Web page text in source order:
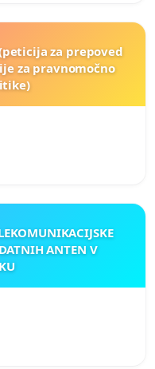
za prepoved
za pravnomočno
ANTEN V